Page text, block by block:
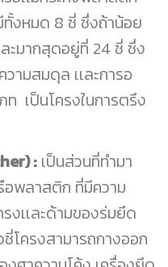
งหมด 8 ซี่ ซึ่งถ้าน้อย
ะมากสุดอยู่ที่ 24 ซี่ ซึ่ง
ามสมดุล เเละการอ
ท เป็นโครงในการตรึง
: เป็นส่วนที่ทำมา
อพลาสติก ที่มีความ
รงเเละด้ามของร่มยึด
โครงสามารถกางออก